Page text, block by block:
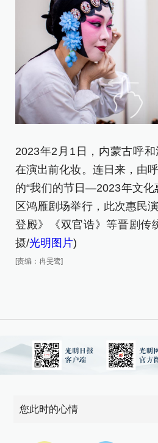
2023年2月1日，内蒙古呼
在演出前化妆。连日来，由
的“我们的节日—2023年文化
区鸿雁剧场举行，此次惠民
登殿》《双官诰》等晋剧传
摄/光明图片)
[责编：冉旻鹭]
您此时的心情